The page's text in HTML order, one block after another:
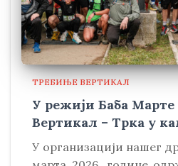
ТРЕБИЊЕ ВЕРТИКАЛ
У режији Баба Марте
Вертикал – Трка у
У организацији нашег